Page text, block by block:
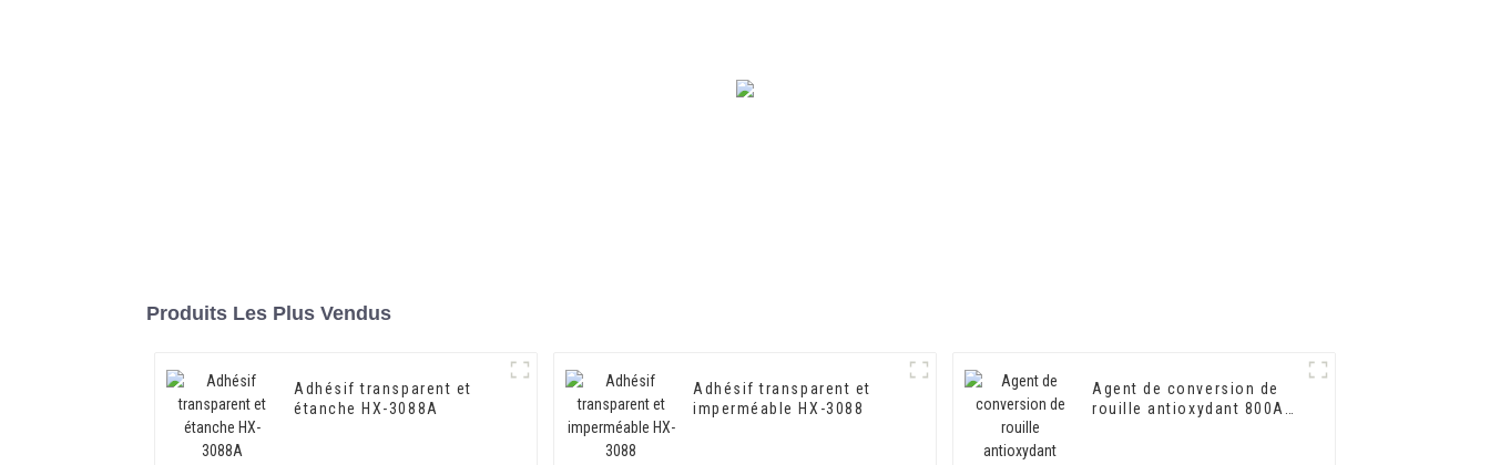
Produits Les Plus Vendus
Adhésif transparent et
étanche HX-3088A
Adhésif transparent et
imperméable HX-3088
Agent de conversion de
rouille antioxydant 800AB